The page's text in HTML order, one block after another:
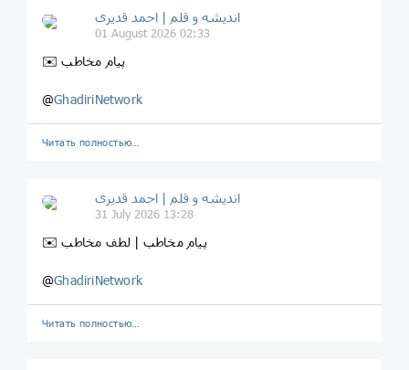
اندیشه و قلم | احمد قدیری
01 August 2026 02:33
✉️ پیام مخاطب
@GhadiriNetwork
Читать полностью…
اندیشه و قلم | احمد قدیری
31 July 2026 13:28
✉️ پیام مخاطب | لطف مخاطب
@GhadiriNetwork
Читать полностью…